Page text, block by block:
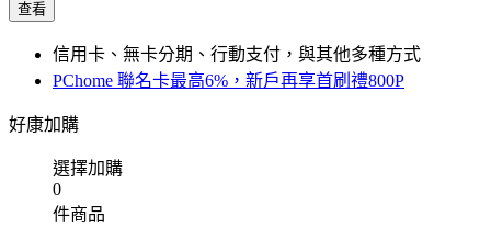
查看
信用卡、無卡分期、行動支付，與其他多種方式
PChome 聯名卡最高6%，新戶再享首刷禮800P
好康加購
選擇加購
0
件商品